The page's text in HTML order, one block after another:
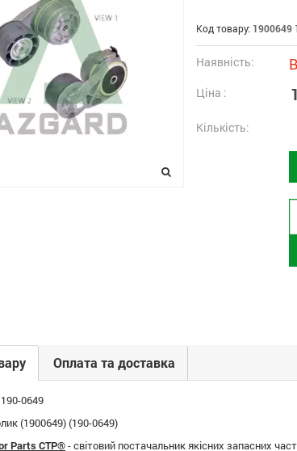
Код товару: 1900649
Наявність:
Ціна :
Кількість:
Оплата та доставка
0649
(1900649) (190-0649)
Parts CTP®- світовий постачальник якісних запасних